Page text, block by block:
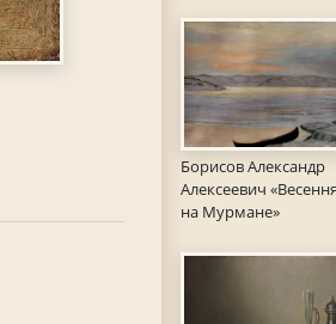
Борисов Александр
Алексеевич
на Мурмане»